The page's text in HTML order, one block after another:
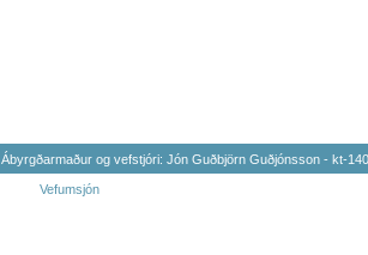
Ábyrgðarmaður og vefstjóri: Jón Guðbjörn Guðjónsson - kt-
Vefumsjón